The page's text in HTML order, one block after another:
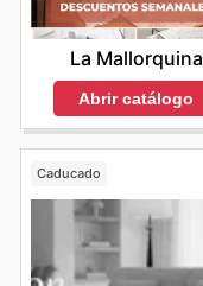
La Mallorquina
Abrir catálogo
Caducado